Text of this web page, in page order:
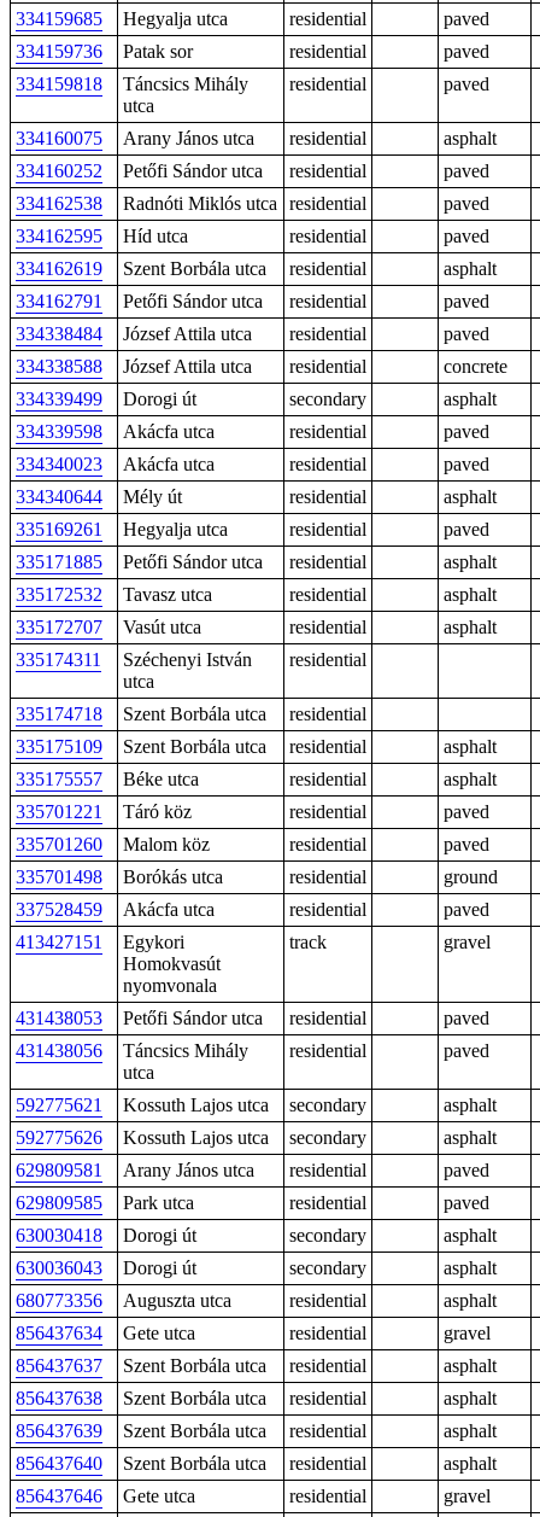
334159685 Hegyalja utca residential
paved
334159736
Patak sor residential
paved
334159818
Táncsics Mihály
utca
residential paved
334160075 Arany János utca residential
asphalt
334160252
Petőfi Sándor utca residential
paved
334162538
Radnóti Miklós utca residential
paved
334162595
Híd utca residential
paved
334162619
Szent Borbála utca residential
asphalt
334162791
Petőfi Sándor utca residential
paved
334338484
József Attila utca residential
paved
334338588
József Attila utca residential
concrete
334339499
Dorogi út secondary
asphalt
334339598
Akácfa utca residential
paved
334340023
Akácfa utca residential
paved
334340644
Mély út residential
asphalt
335169261
Hegyalja utca residential
paved
335171885
Petőfi Sándor utca residential
asphalt
335172532
Tavasz utca residential
asphalt
335172707
Vasút utca residential
asphalt
335174311
Széchenyi István
utca
residential
335174718 Szent Borbála utca
residential
335175109
Szent Borbála utca residential
asphalt
335175557
Béke utca residential
asphalt
335701221
Táró köz residential
paved
335701260
Malom köz residential
paved
335701498
Borókás utca residential
ground
337528459
Akácfa utca residential
paved
413427151
Egykori
Homokvasút
nyomvonala
track gravel
431438053 Petőfi Sándor utca residential
paved
431438056
Táncsics Mihály
utca
residential paved
592775621 Kossuth Lajos utca secondary
asphalt
592775626
Kossuth Lajos utca secondary
asphalt
629809581
Arany János utca residential
paved
629809585
Park utca residential
paved
630030418
Dorogi út secondary
asphalt
630036043
Dorogi út secondary
asphalt
680773356
Auguszta utca residential
asphalt
856437634
Gete utca residential
gravel
856437637
Szent Borbála utca residential
asphalt
856437638
Szent Borbála utca residential
asphalt
856437639
Szent Borbála utca residential
asphalt
856437640
Szent Borbála utca residential
asphalt
856437646
Gete utca residential
gravel